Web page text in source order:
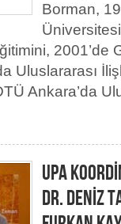
Borman,
2001’de
Uluslararası
Ankara’da
UPA
DR. DENİZ